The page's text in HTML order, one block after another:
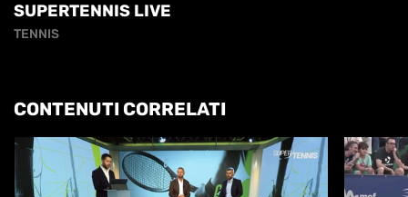
SUPERTENNIS LIVE
TENNIS
CONTENUTI CORRELATI